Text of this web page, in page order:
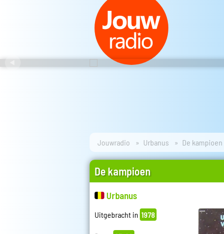
Jouwradio Urbanus De kampioen
De kampioen
Urbanus
Uitgebracht in 1978